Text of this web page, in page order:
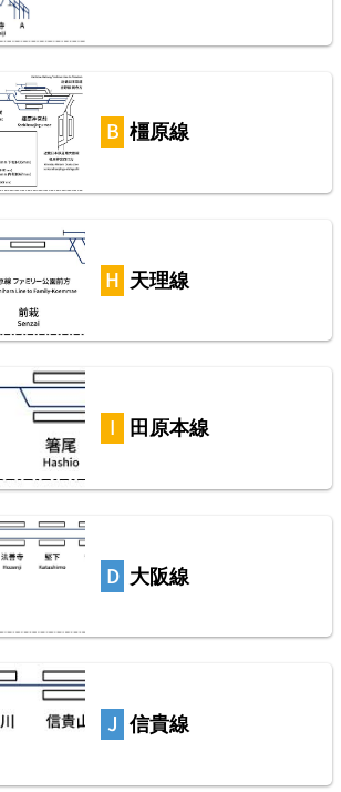
東海道本線（米原～神戸）
横浜線
橿原線
天理線
田原本線
大阪線
信貴線